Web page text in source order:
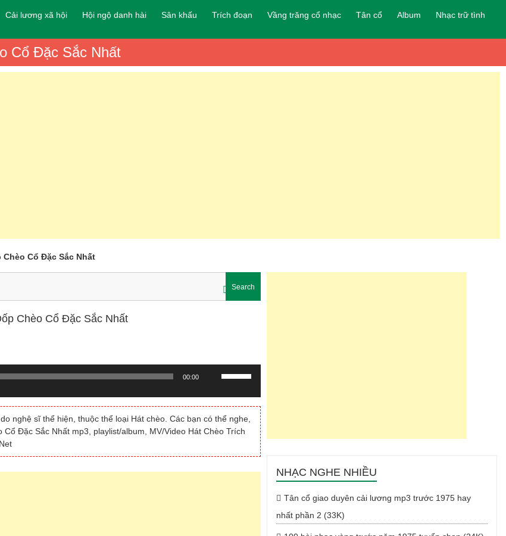
Cải lương xã hội Hội ngộ danh hài Sân khấu Trích đoạn Vầng trăng cổ nhạc Tân cổ Album Nhạc trữ tình
Cổ Đặc Sắc Nhất
Cổ Đặc Sắc Nhất
Search
Chèo Cổ Đặc Sắc Nhất
00:00
phím
mũi
tên
Lên/Xuống
để
tăng
nghệ sĩ thể hiện, thuộc thể loại Hát chèo. Các bạn có thể nghe,
Đặc Sắc Nhất mp3, playlist/album, MV/Video Hát Chèo Trích
NHẠC NGHE NHIỀU
Tân cổ giao duyên cải lương mp3 trước 1975 hay
nhất phần 2 (33K)